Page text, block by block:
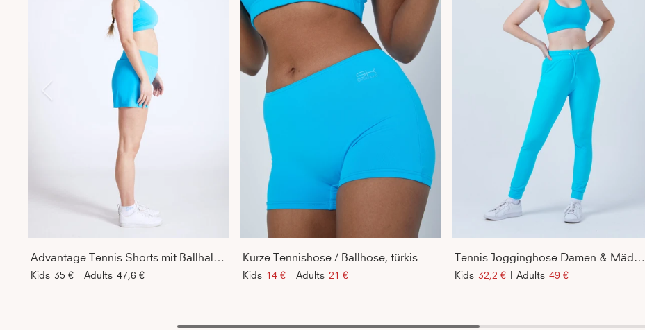
Advantage Tennis Shorts mit Ballhalter, türkis
Kids 35 € | Adults 47,6 €
Kurze Tennishose / Ballhose, türkis
Kids 14 € | Adults 21 €
Tennis Jogginghose Damen & Mädchen, türkis
Kids 32,2 € | Adults 49 €